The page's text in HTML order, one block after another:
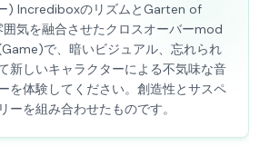
) IncrediboxのリズムとGarten of
気を融合させたクロスオーバーmod
で、暗いビジュアル、忘れられ
新しいキャラクターによる不気味な音
を体験してください。創造性とサスペ
ーを組み合わせたものです。